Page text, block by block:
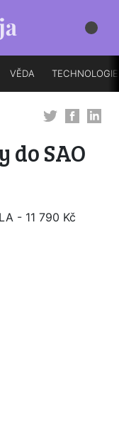
VĚDA TECHNOLOGIE
do SAO